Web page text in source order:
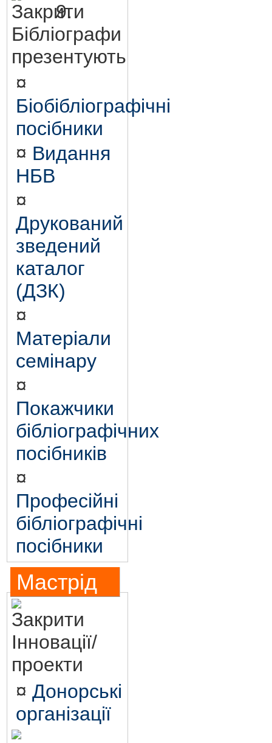
9.
Бібліографи
презентують
¤
Біобібліографічні
посібники
¤ Видання
НБВ
¤
Друкований
зведений
каталог
(ДЗК)
¤
Матеріали
семінару
¤
Покажчики
бібліографічних
посібників
¤
Професійні
бібліографічні
посібники
Мастрід
Інновації/
проекти
¤ Донорські
організації